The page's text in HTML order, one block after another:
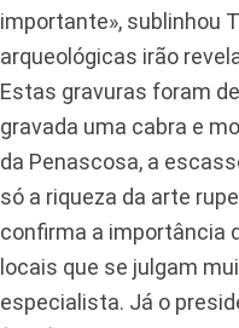
importante», sublinhou
arqueológicas irão
Estas gravuras foram
gravada uma cabra e
da Penascosa, a
só a riqueza da arte
confirma a importância
locais que se julgam
especialista. Já o